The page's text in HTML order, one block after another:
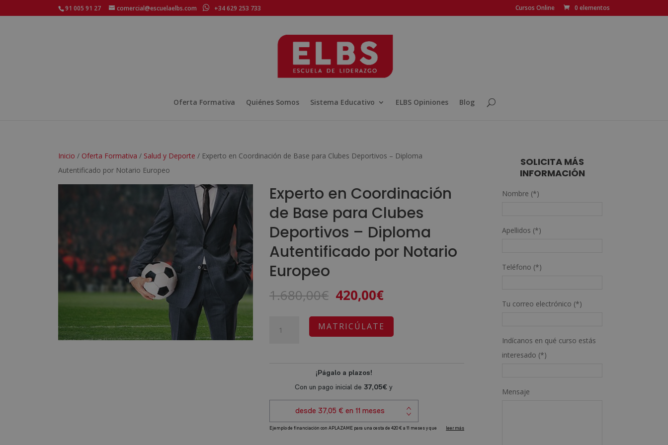
91 005 91 27 comercial@escuelaelbs.com +34 629 253 733 Cursos Online 0 elementos
Oferta Formativa Quiénes Somos Sistema Educativo ELBS Opiniones Blog
Inicio / Oferta Formativa / Salud y Deporte / Experto en Coordinación de Base para Clubes Deportivos – Diploma
Autentificado por Notario Europeo
Experto en Coordinación
de Base para Clubes
Deportivos – Diploma
Autentificado por Notario
Europeo
1.680,00€ El
original
era:
420,00€El
actual
es:
Deportivos
MATRICÚLATE
t
SOLICITA MÁS
INFORMACIÓN
Nombre (*)
Apellidos (*)
Teléfono (*)
Tu correo electrónico (*)
Indícanos en qué curso estás
interesado (*)
Mensaje